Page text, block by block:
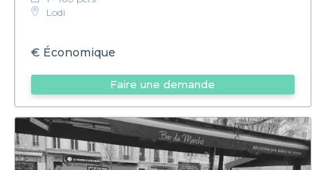
Lodi
€ Économique
Faire une demande